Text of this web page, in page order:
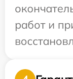
работ и